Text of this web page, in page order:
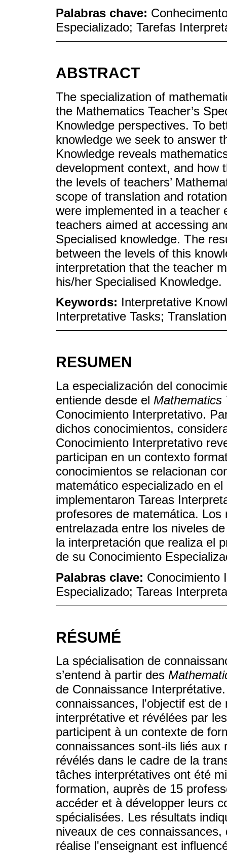
Palabras chave:
Especializado; Tarefas
ABSTRACT
The specialization of
the Mathematics Teacher’s
Knowledge perspectives. To
knowledge we seek to answer
Knowledge reveals
development context, and how
the levels of teachers’
scope of translation and
were implemented in a teacher
teachers aimed at accessing
Specialised knowledge. The
between the levels of this
interpretation that the teacher
his/her Specialised Knowledge.
Keywords: Interpretative
Interpretative Tasks;
RESUMEN
La especialización del
entiende desde el Mathematics
Conocimiento Interpretativo.
dichos conocimientos,
Conocimiento Interpretativo
participan en un contexto
conocimientos se relacionan
matemático especializado en
implementaron Tareas
profesores de matemática.
entrelazada entre los niveles
la interpretación que realiza el
de su Conocimiento
Palabras clave: Conocimiento
Especializado; Tareas
RÉSUMÉ
La spécialisation de
s’entend à partir des
de Connaissance
connaissances, l'objectif est
interprétative et révélées par
participent à un contexte de
connaissances sont-ils liés
révélés dans le cadre de la
tâches interprétatives ont été
formation, auprès de 15
accéder et à développer leurs
spécialisées. Les résultats
niveaux de ces
réalise l'enseignant est